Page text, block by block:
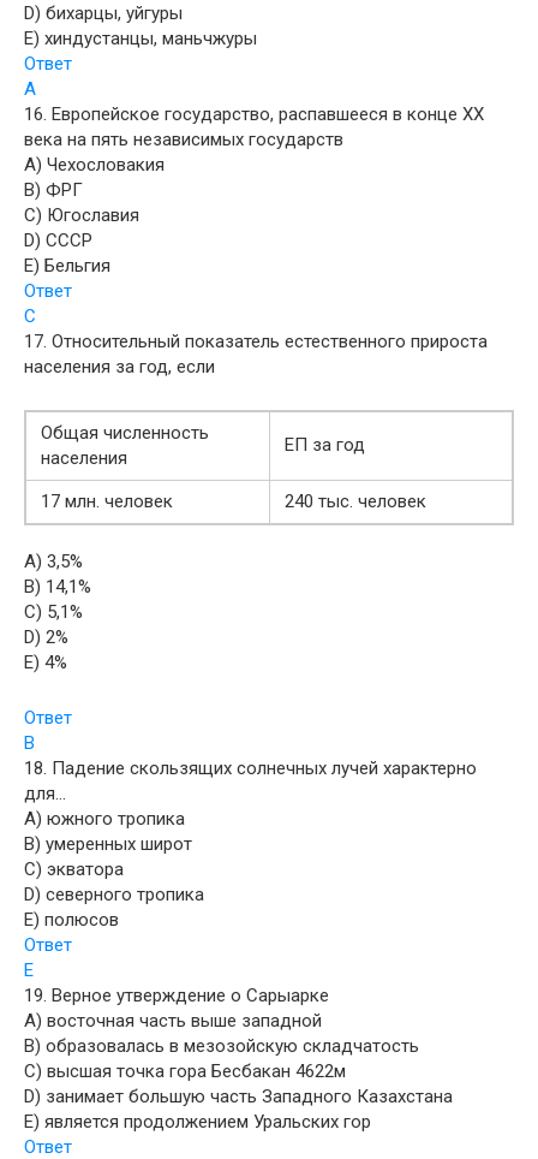
D) бихарцы, уйгуры
E) хиндустанцы, маньчжуры
Ответ
A
16. Европейское государство, распавшееся в конце XX
века на пять независимых государств
A) Чехословакия
B) ФРГ
C) Югославия
D) СССР
E) Бельгия
Ответ
C
17. Относительный показатель естественного прироста
населения за год, если
Общая численность
населения
ЕП за год
17 млн. человек 240 тыс. человек
A) 3,5%
B) 14,1%
C) 5,1%
D) 2%
E) 4%
Ответ
B
18. Падение скользящих солнечных лучей характерно
для…
A) южного тропика
B) умеренных широт
C) экватора
D) северного тропика
E) полюсов
Ответ
E
19. Верное утверждение о Сарыарке
A) восточная часть выше западной
B) образовалась в мезозойскую складчатость
C) высшая точка гора Бесбакан 4622м
D) занимает большую часть Западного Казахстана
E) является продолжением Уральских гор
Ответ